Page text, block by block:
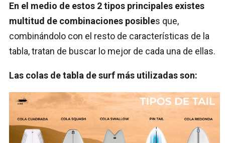
En el medio de estos 2 tipos principales existes
multitud de combinaciones posibles que,
combinándolo con el resto de características de la
tabla, tratan de buscar lo mejor de cada una de ellas.
Las colas de tabla de surf más utilizadas son: